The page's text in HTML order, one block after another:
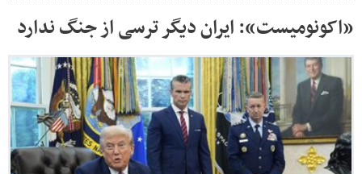
«اکونومیست»: ایران دیگر ترسی از جنگ ندارد